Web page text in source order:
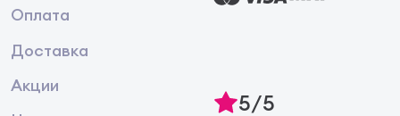
Оплата
Доставка
Акции
5/5